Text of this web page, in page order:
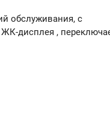
обслуживания, с
ЖК-дисплея ,